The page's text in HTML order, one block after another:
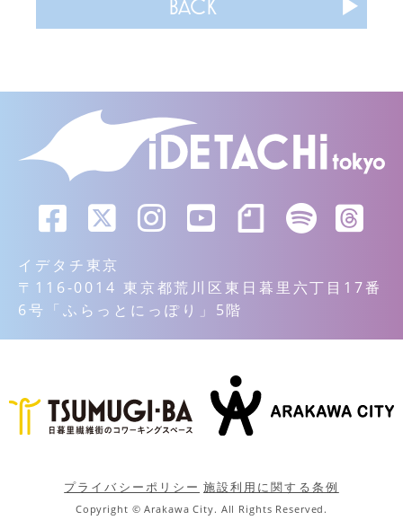
BACK
イデタチ東京
〒116-0014 東京都荒川区東日暮里六丁目17番
6号「ふらっとにっぽり」5階
プライバシーポリシー 施設利用に関する条例
Copyright © Arakawa City. All Rights Reserved.